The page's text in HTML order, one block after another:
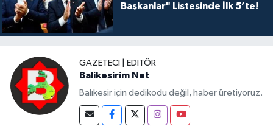
Başkanlar" Listesinde İlk 5’te!
GAZETECI | EDITÖR
Balikesirim Net
Balıkesir için dedikodu değil, haber üretiyoruz.